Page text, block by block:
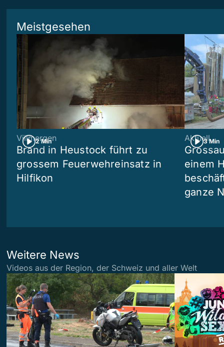
Meistgesehen
2 Min
Villmergen
Brand in Heustock führt zu
grossem Feuerwehreinsatz in
Hilfikon
3 Min
Aktuell
einem
ganze
Weitere News
Videos aus der Region, der Schweiz und aller Welt